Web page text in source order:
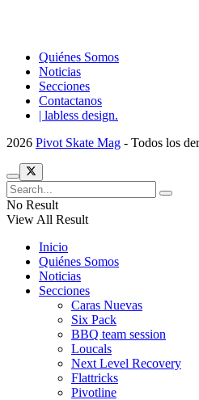
Quiénes Somos
Noticias
Secciones
Contactanos
| labless design.
2026 Pivot Skate Mag - Todos los
No Result
View All Result
Inicio
Quiénes Somos
Noticias
Secciones
Caras Nuevas
Six Pack
BBQ team session
Loucals
Next Level Recovery
Flattricks
Pivotline